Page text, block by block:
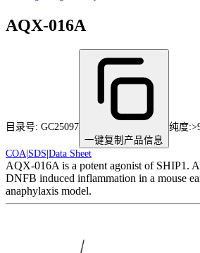
AQX-016A
目录号: GC25097
一键复制产品信息
纯度:
COA SDS Data Sheet
AQX-016A is a potent agonist of SHIP1.
DNFB induced inflammation in a mouse
anaphylaxis model.